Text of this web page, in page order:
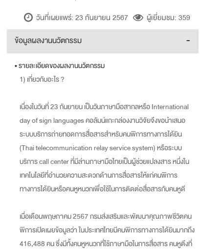
ข้อมูลผลงานนวัตกรรม -
• รายละเอียดของผลงานนวัตกรรม
1) เกี่ยวกับอะไร ?
เนื่องในวันที่ 23 กันยายน เป็นวันภาษามือสากลหรือ International
day of sign languages คอลัมน์แกะกล่องงานวิจัยจึงขอนำเสนอ
ระบบบริการถ่ายทอดการสื่อสารสำหรับคนพิการทางการได้ยิน
(Thai telecommunication relay service system) หรือระบบ
บริการ call center ที่มีล่ามภาษามือไทยเป็นผู้ช่วยแปลงสาร หนึ่งใน
เทคโนโลยีที่อำนวยความสะดวกด้านการสื่อสารให้แก่คนพิการ
ทางการได้ยินหรือคนหูหนวกเพื่อใช้ในการติดต่อสื่อสารกับคนหูดี
เมื่อเดือนพฤษภาคม 2567 กรมส่งเสริมและพัฒนาคุณภาพชีวิตคน
พิการเปิดเผยข้อมูลว่า ในประเทศไทยมีคนพิการทางการได้ยินมากถึง
416,488 คน ซึ่งมีทั้งคนหูหนวกที่ใช้ภาษามือในการสื่อสาร คนหูตึงที่
วันที่เผยแพร่: 23 กันยายน 2567 ผู้เยี่ยมชม: 359